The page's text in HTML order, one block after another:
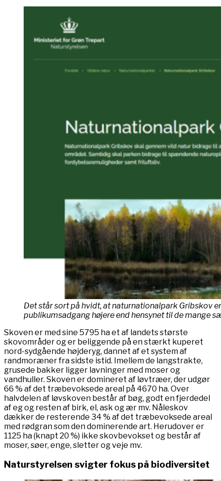
Det står sort på hvidt, at naturnationalpark Gribskov
publikumsadgang højere end hensynet til de mange
Skoven er med sine 5795 ha et af landets største
skovområder og er beliggende på en stærkt kuperet
nord-sydgående højderyg, dannet af et system af
randmoræner fra sidste istid. Imellem de langstrakte,
grusede bakker ligger lavninger med moser og
vandhuller. Skoven er domineret af løvtræer, der udgør
66 % af det træbevoksede areal på 4670 ha. Over
halvdelen af løvskoven består af bøg, godt en fjerdedel
af eg og resten af birk, el, ask og ær mv. Nåleskov
dækker de resterende 34 % af det træbevoksede areal
med rødgran som den dominerende art. Herudover er
1125 ha (knapt 20 %) ikke skovbevokset og består af
moser, søer, enge, sletter og veje mv.
Naturstyrelsen svigter fokus på biodiversitet